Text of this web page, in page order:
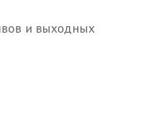
и выходных